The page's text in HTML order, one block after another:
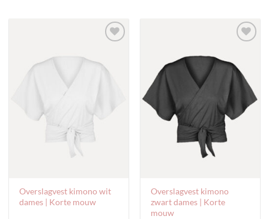
verlanglijst
Overslagvest kimono wit
dames | Korte mouw
verlanglijst
Overslagvest kimono
zwart dames | Korte
mouw